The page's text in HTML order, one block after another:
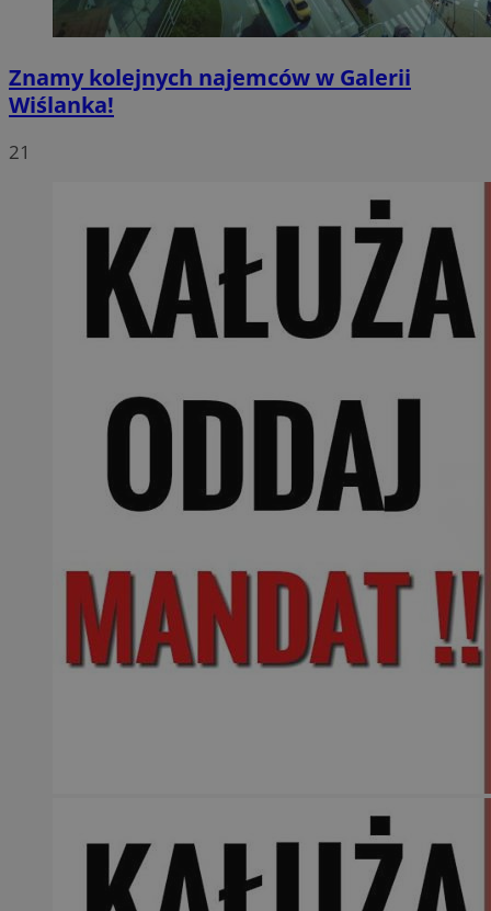
Znamy kolejnych najemców w Galerii
Wiślanka!
21